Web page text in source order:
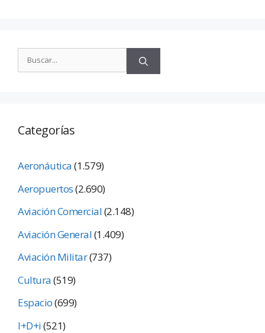
Categorías
Aeronáutica(1.579)
Aeropuertos(2.690)
Aviación Comercial(2.148)
Aviación General(1.409)
Aviación Militar(737)
Cultura(519)
Espacio(699)
I+D+i(521)